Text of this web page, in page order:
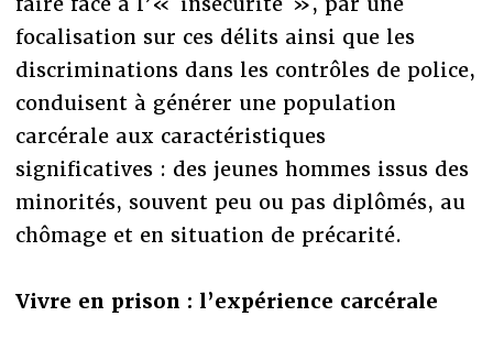
focalisation sur ces délits ainsi que les
discriminations dans les contrôles de police,
conduisent à générer une population
carcérale aux caractéristiques
significatives : des jeunes hommes issus des
minorités, souvent peu ou pas diplômés, au
chômage et en situation de précarité.
Vivre en prison : l’expérience carcérale